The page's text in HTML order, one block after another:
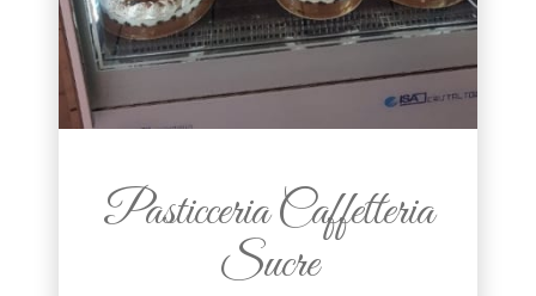
Pasticceria Caffetteria
Sucre